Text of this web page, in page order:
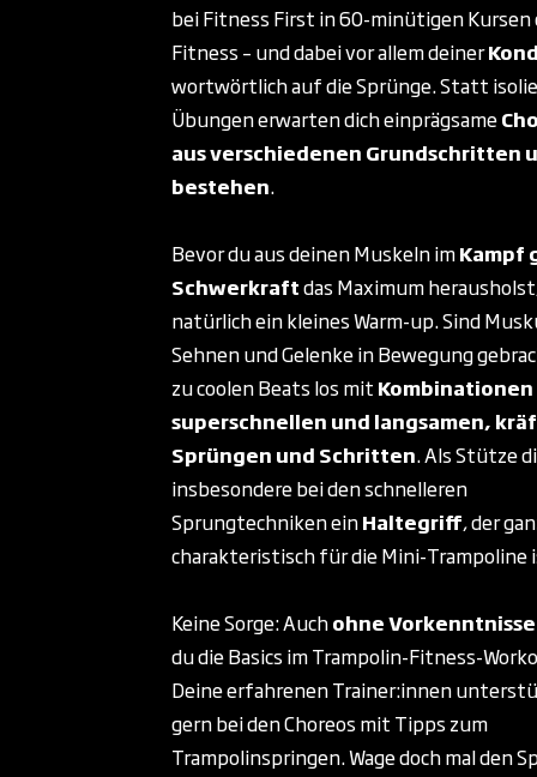
bei Fitness First in 60-minütigen Kursen
Fitness – und dabei vor allem deiner
wortwörtlich auf die Sprünge. Statt
Übungen erwarten dich einprägsame
aus verschiedenen Grundschritten
bestehen.
Bevor du aus deinen Muskeln imKampf
Schwerkraftdas Maximum
natürlich ein kleines Warm-up. Sind
Sehnen und Gelenke in Bewegung
zu coolen Beats los mit Kombinationen
superschnellen und langsamen,
Sprüngen und Schritten. Als Stütze
insbesondere bei den schnelleren
Sprungtechniken einHaltegriff, der
charakteristisch für die Mini-Trampoline
Keine Sorge: Auchohne Vorkenntnisse
du die Basics im Trampolin-Fitness-
Deine erfahrenen Trainer:innen
gern bei den Choreos mit Tipps zum
Trampolinspringen. Wage doch mal den